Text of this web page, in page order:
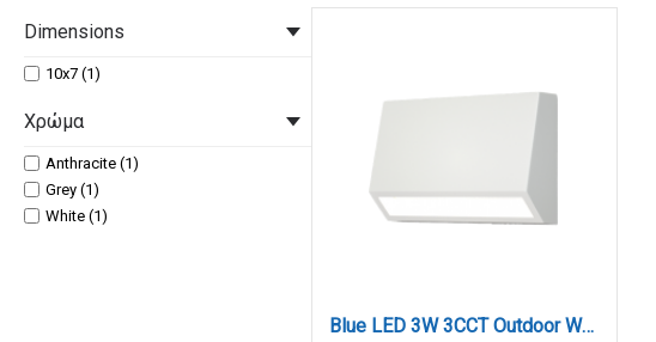
Dimensions
10x7 (1)
Χρώμα
Anthracite (1)
Grey (1)
White (1)
Blue LED 3W 3CCT Outdoor Wall Lamp White D:10cmx7cm (80202120)